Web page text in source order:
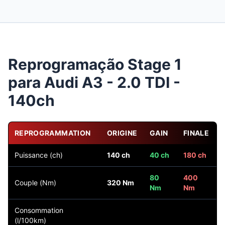
Reprogramação Stage 1
para Audi A3 - 2.0 TDI -
140ch
REPROGRAMMATION ORIGINE GAIN FINALE
Puissance (ch) 140 ch 40 ch 180 ch
Couple (Nm) 320 Nm
80
Nm
400
Nm
Consommation
(l/100km)